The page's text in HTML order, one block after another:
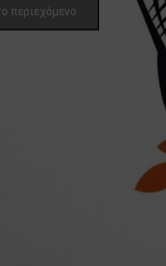
περιεχόμενο